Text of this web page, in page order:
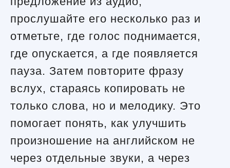
прослушайте его несколько раз и
отметьте, где голос поднимается,
где опускается, а где появляется
пауза. Затем повторите фразу
вслух, стараясь копировать не
только слова, но и мелодику. Это
помогает понять, как улучшить
произношение на английском не
через отдельные звуки, а через